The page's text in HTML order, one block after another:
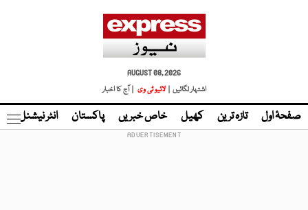
AUGUST 08, 2026
اشتہار لگائیں |
لائیو ٹی وی | آج کا اخبار
صفحۂ اول تازہ ترین کھیل خاص خبریں پاکستان انٹر نیشنل